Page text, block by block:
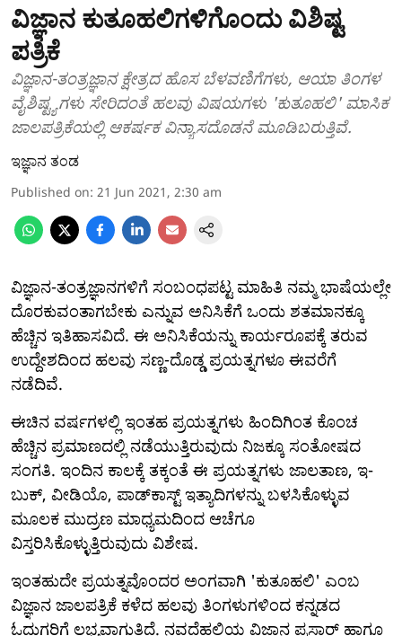
ವಿಜ್ಞಾನ ಕುತೂಹಲಿಗಳಿಗೊಂದು ವಿಶಿಷ್ಟ
ಪತ್ರಿಕೆ
ವಿಜ್ಞಾನ-ತಂತ್ರಜ್ಞಾನ ಕ್ಷೇತ್ರದ ಹೊಸ ಬೆಳವಣಿಗೆಗಳು, ಆಯಾ ತಿಂಗಳ
ವೈಶಿಷ್ಟ್ಯಗಳು ಸೇರಿದಂತೆ ಹಲವು ವಿಷಯಗಳು 'ಕುತೂಹಲಿ' ಮಾಸಿಕ
ಜಾಲಪತ್ರಿಕೆಯಲ್ಲಿ ಆಕರ್ಷಕ ವಿನ್ಯಾಸದೊಡನೆ ಮೂಡಿಬರುತ್ತಿವೆ.
ಇಜ್ಞಾನ ತಂಡ
Published on: 21 Jun 2021, 2:30 am
ವಿಜ್ಞಾನ-ತಂತ್ರಜ್ಞಾನಗಳಿಗೆ ಸಂಬಂಧಪಟ್ಟ ಮಾಹಿತಿ ನಮ್ಮ ಭಾಷೆಯಲ್ಲೇ
ದೊರಕುವಂತಾಗಬೇಕು ಎನ್ನುವ ಅನಿಸಿಕೆಗೆ ಒಂದು ಶತಮಾನಕ್ಕೂ
ಹೆಚ್ಚಿನ ಇತಿಹಾಸವಿದೆ. ಈ ಅನಿಸಿಕೆಯನ್ನು ಕಾರ್ಯರೂಪಕ್ಕೆ ತರುವ
ಉದ್ದೇಶದಿಂದ ಹಲವು ಸಣ್ಣ-ದೊಡ್ಡ ಪ್ರಯತ್ನಗಳೂ ಈವರೆಗೆ
ನಡೆದಿವೆ.
ಈಚಿನ ವರ್ಷಗಳಲ್ಲಿ ಇಂತಹ ಪ್ರಯತ್ನಗಳು ಹಿಂದಿಗಿಂತ ಕೊಂಚ
ಹೆಚ್ಚಿನ ಪ್ರಮಾಣದಲ್ಲಿ ನಡೆಯುತ್ತಿರುವುದು ನಿಜಕ್ಕೂ ಸಂತೋಷದ
ಸಂಗತಿ. ಇಂದಿನ ಕಾಲಕ್ಕೆ ತಕ್ಕಂತೆ ಈ ಪ್ರಯತ್ನಗಳು ಜಾಲತಾಣ, ಇ-
ಬುಕ್, ವೀಡಿಯೊ, ಪಾಡ್‌ಕಾಸ್ಟ್ ಇತ್ಯಾದಿಗಳನ್ನು ಬಳಸಿಕೊಳ್ಳುವ
ಮೂಲಕ ಮುದ್ರಣ ಮಾಧ್ಯಮದಿಂದ ಆಚೆಗೂ
ವಿಸ್ತರಿಸಿಕೊಳ್ಳುತ್ತಿರುವುದು ವಿಶೇಷ.
ಇಂತಹುದೇ ಪ್ರಯತ್ನವೊಂದರ ಅಂಗವಾಗಿ 'ಕುತೂಹಲಿ' ಎಂಬ
ವಿಜ್ಞಾನ ಜಾಲಪತ್ರಿಕೆ ಕಳೆದ ಹಲವು ತಿಂಗಳುಗಳಿಂದ ಕನ್ನಡದ
ಓದುಗರಿಗೆ ಲಭ್ಯವಾಗುತ್ತಿದೆ. ನವದೆಹಲಿಯ ವಿಜ್ಞಾನ ಪ್ರಸಾರ್ ಹಾಗೂ